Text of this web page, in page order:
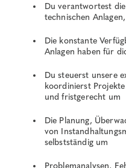
Du verantwortest
technischen
Die konstante
Anlagen haben für
Du steuerst unsere
koordinierst
und fristgerecht um
Die Planung,
von
selbstständig um
Problemanalysen,